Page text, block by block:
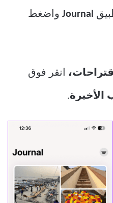
Journal واضغط
انقر فوق
الأخيرة.